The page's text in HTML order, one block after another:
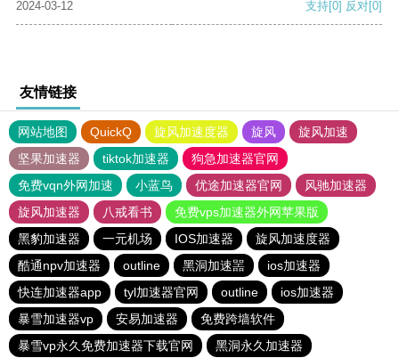
2024-03-12 支持[0] 反对[0]
友情链接
网站地图 QuickQ 旋风加速度器 旋风
旋风加速
坚果加速器
tiktok加速器
狗急加速器官网
免费vqn外网加速
小蓝鸟 优途加速器官网
风驰加速器
旋风加速器
八戒看书
免费vps加速器外网苹果版
黑豹加速器
一元机场 IOS加速器
旋风加速度器
酷通npv加速器
outline 黑洞加速噐
ios加速器
快连加速器app
tyl加速器官网 outline
ios加速器
暴雪加速器vp
安易加速器
免费跨墙软件
暴雪vp永久免费加速器下载官网
黑洞永久加速器